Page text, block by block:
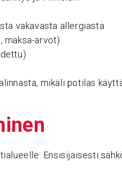
vakavasta allergiasta
maksa-arvot)
mikäli potilas
Ensisijaisesti